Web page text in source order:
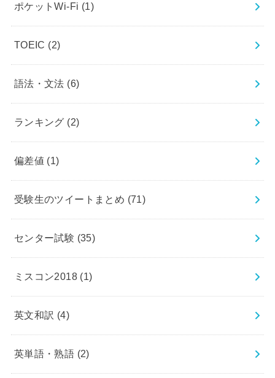
ポケットWi-Fi (1)
TOEIC (2)
語法・文法 (6)
ランキング (2)
偏差値 (1)
受験生のツイートまとめ (71)
センター試験 (35)
ミスコン2018 (1)
英文和訳 (4)
英単語・熟語 (2)